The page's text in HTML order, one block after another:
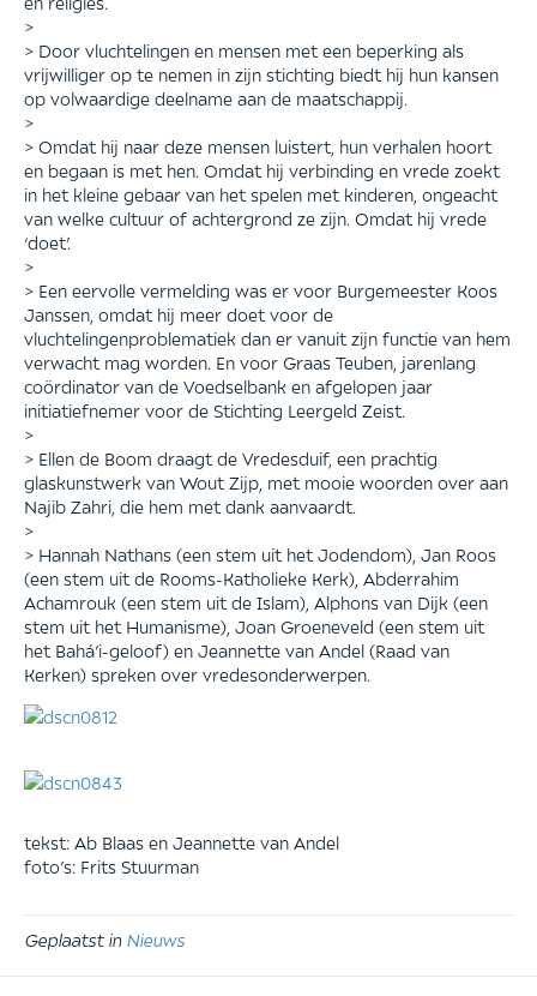
>
> Door vluchtelingen en mensen met een beperking als
vrijwilliger op te nemen in zijn stichting biedt hij hun kansen
op volwaardige deelname aan de maatschappij.
>
> Omdat hij naar deze mensen luistert, hun verhalen hoort
en begaan is met hen. Omdat hij verbinding en vrede zoekt
in het kleine gebaar van het spelen met kinderen, ongeacht
van welke cultuur of achtergrond ze zijn. Omdat hij vrede
‘doet’.
>
> Een eervolle vermelding was er voor Burgemeester Koos
Janssen, omdat hij meer doet voor de
vluchtelingenproblematiek dan er vanuit zijn functie van hem
verwacht mag worden. En voor Graas Teuben, jarenlang
coördinator van de Voedselbank en afgelopen jaar
initiatiefnemer voor de Stichting Leergeld Zeist.
>
> Ellen de Boom draagt de Vredesduif, een prachtig
glaskunstwerk van Wout Zijp, met mooie woorden over aan
Najib Zahri, die hem met dank aanvaardt.
>
> Hannah Nathans (een stem uit het Jodendom), Jan Roos
(een stem uit de Rooms-Katholieke Kerk), Abderrahim
Achamrouk (een stem uit de Islam), Alphons van Dijk (een
stem uit het Humanisme), Joan Groeneveld (een stem uit
het Bahá’i-geloof) en Jeannette van Andel (Raad van
Kerken) spreken over vredesonderwerpen.
tekst: Ab Blaas en Jeannette van Andel
foto’s: Frits Stuurman
Geplaatst in Nieuws